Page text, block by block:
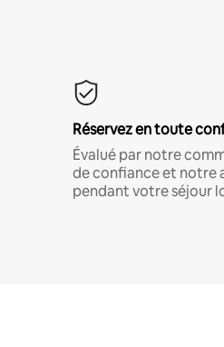
Réservez en toute
Évalué par notre
de confiance et notre
pendant votre séjour